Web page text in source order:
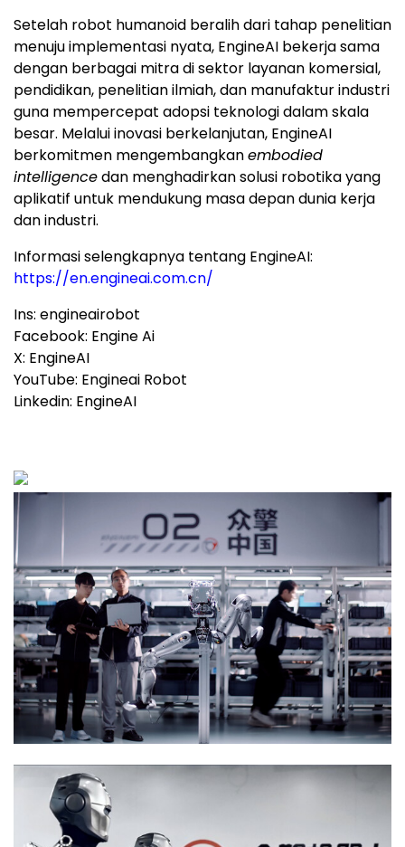
Setelah robot humanoid beralih dari tahap penelitian
menuju implementasi nyata, EngineAI bekerja sama
dengan berbagai mitra di sektor layanan komersial,
pendidikan, penelitian ilmiah, dan manufaktur industri
guna mempercepat adopsi teknologi dalam skala
besar. Melalui inovasi berkelanjutan, EngineAI
berkomitmen mengembangkanembodied
intelligencedan menghadirkan solusi robotika yang
aplikatif untuk mendukung masa depan dunia kerja
dan industri.
Informasi selengkapnya tentang EngineAI:
https://en.engineai.com.cn/
Ins: engineairobot
Facebook: Engine Ai
X: EngineAI
YouTube: Engineai Robot
Linkedin: EngineAI